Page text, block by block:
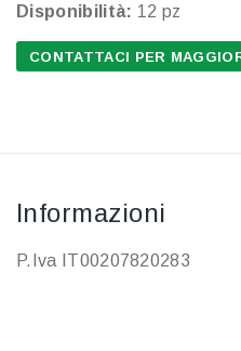
Disponibilità: 12 pz
CONTATTACI PER
Informazioni
P.Iva IT00207820283